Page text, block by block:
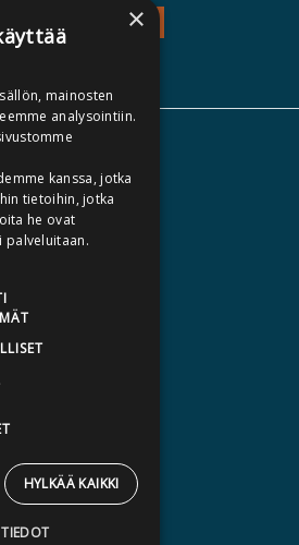
MEISTÄ
TEKIJÄT
KATALOGIT
KIRJAILIJAKSI
SILTALA.FI
E-JA ÄÄNIKIRJAT
×
mainosten
analysointiin.
kanssa, jotka
tietoihin, jotka
he ovat
palveluitaan.
HYLKÄÄ KAIKKI